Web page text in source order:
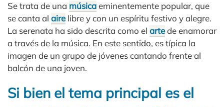
Se trata de una músicaeminentemente popular, que
se canta al airelibre y con un espíritu festivo y alegre.
La serenata ha sido descrita como el artede enamorar
a través de la música. En este sentido, es típica la
imagen de un grupo de jóvenes cantando frente al
balcón de una joven.
Si bien el tema principal es el